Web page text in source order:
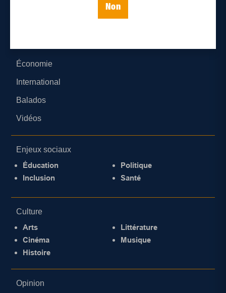
Non
Économie
International
Balados
Vidéos
Enjeux sociaux
Éducation
Inclusion
Politique
Santé
Culture
Arts
Cinéma
Histoire
Littérature
Musique
Opinion